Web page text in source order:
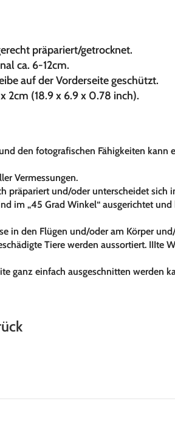
präpariert/getrocknet.
ca. 6-12cm.
auf der Vorderseite geschützt.
2cm (18.9 x 6.9 x 0.78 inch).
den fotografischen Fähigkeiten kann
Vermessungen.
präpariert und/oder unterscheidet sich
im „45 Grad Winkel“ ausgerichtet
in den Flügen und/oder am Körper
Tiere werden aussortiert. IIIte
ganz einfach ausgeschnitten werden